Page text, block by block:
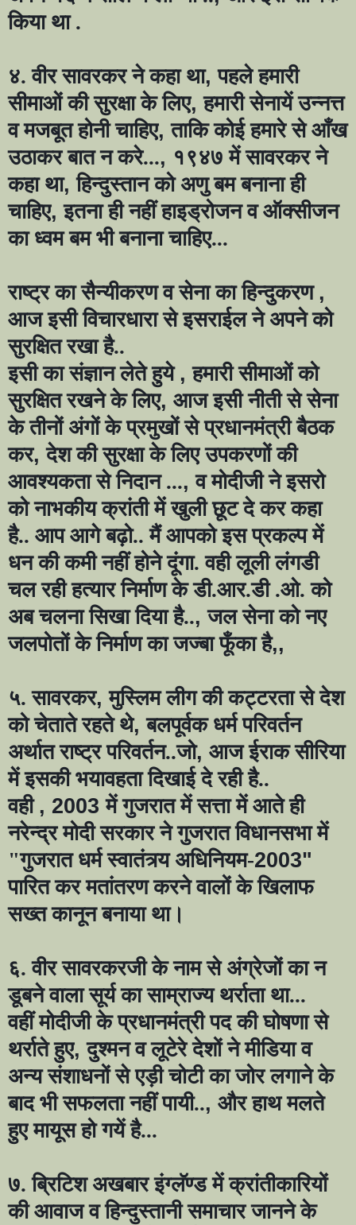
किया था .
४. वीर सावरकर ने कहा था,पहले हमारी
सीमाओं की सुरक्षा के लिए,हमारी सेनायें उन्नत्त
व मजबूत होनी चाहिए,ताकि कोई हमारे से आँख
उठाकर बात न करे..., १९४७ में सावरकर ने
कहा था,हिन्दुस्तान को अणु बम बनाना ही
चाहिए,इतना ही नहीं हाइड्रोजन व ऑक्सीजन
का ध्वम बम भी बनाना चाहिए...
राष्ट्र का सैन्यीकरण व सेना का हिन्दुकरण ,
आज इसी विचारधारा से इसराईल ने अपने को
सुरक्षित रखा है..
इसी का संज्ञान लेते हुये ,हमारी सीमाओं को
सुरक्षित रखने के लिए, आज इसी नीती से सेना
के तीनों अंगों के प्रमुखों से प्रधानमंत्री बैठक
कर,देश की सुरक्षा के लिए उपकरणों की
आवश्यकता से निदान ...,व मोदीजी ने इसरो
को नाभकीय क्रांती में खुली छूट दे कर कहा
है.. आप आगे बढ़ो.. मैं आपको इस प्रकल्प में
धन की कमी नहीं होने दूंगा. वही लूली लंगडी
चल रही हत्यार निर्माण के डी.आर.डी .ओ. को
अब चलना सिखा दिया है..,जल सेना को नए
जलपोतों के निर्माण का जज्बा फूँका है,,
५. सावरकर,मुस्लिम लीग की कट्टरता से देश
को चेताते रहते थे,बलपूर्वक धर्म परिवर्तन
अर्थात राष्ट्र परिवर्तन..जो, आज ईराक सीरिया
में इसकी भयावहता दिखाई दे रही है..
वही , 2003में गुजरात में सत्ता में आते ही
नरेन्द्र मोदी सरकार ने गुजरात विधानसभा में
"गुजरात धर्म स्वातंत्र्य अधिनियम-2003"
पारित कर मतांतरण करने वालों के खिलाफ
सख्त कानून बनाया था।
६. वीर सावरकरजी के नाम से अंग्रेजों का न
डूबने वाला सूर्य का साम्राज्य थर्राता था...
वहीं मोदीजी के प्रधानमंत्री पद की घोषणा से
थर्राते हुए,दुश्मन व लूटेरे देशों ने मीडिया व
अन्य संशाधनों से एड़ी चोटी का जोर लगाने के
बाद भी सफलता नहीं पायी.., और हाथ मलते
हुए मायूस हो गयें है...
७. ब्रिटिश अखबार इंग्लॅण्ड में क्रांतीकारियों
की आवाज व हिन्दुस्तानी समाचार जानने के